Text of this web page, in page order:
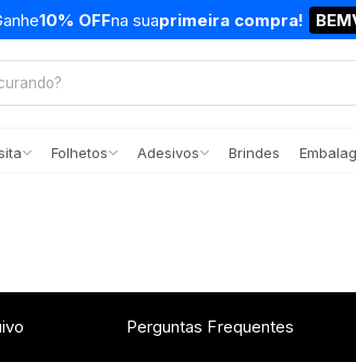
10% OFFna suaprimeira compra!
Folhetos Adesivos Brindes
Perguntas Frequentes